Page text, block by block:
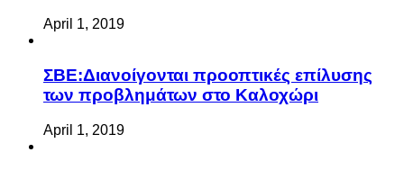
April 1, 2019
ΣΒΕ:Διανοίγονται προοπτικές επίλυσης
των προβλημάτων στο Καλοχώρι
April 1, 2019